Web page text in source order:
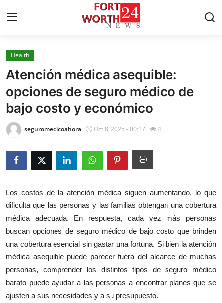
Home
Press Release
Contact
Privacy Policy
About
Health
Submit Press Release
Guest Posting
Crypto
Health
Atención médica asequible:
opciones de seguro médico de
bajo costo y económico
seguromedicoahora Oct 8, 2025 - 00:17 4
Los costos de la atención médica siguen aumentando, lo que
dificulta que las personas y las familias obtengan una cobertura
médica adecuada. En respuesta, cada vez más personas
buscan opciones de seguro médico de bajo costo que brinden
una cobertura esencial sin gastar una fortuna. Si bien la atención
médica asequible puede parecer fuera del alcance de muchas
personas, comprender los distintos tipos de seguro médico
barato puede ayudar a las personas a encontrar planes que se
ajusten a sus necesidades y a su presupuesto.